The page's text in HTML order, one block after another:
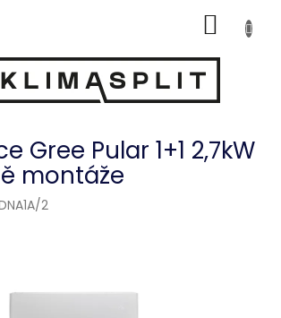
KOŠÍK
Gree Pular 1+1 2,7kW
montáže
2